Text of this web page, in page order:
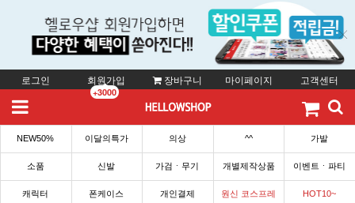
로그인 회원가입
+3000
장바구니 마이페이지 고객센터
NEW50% 이달의특가 의상 ^^ 가발
소품 신발 가검ㆍ무기 개별제작상품 이벤트ㆍ파티
캐릭터 폰케이스 개인결제 원신 코스프레 HOT10~